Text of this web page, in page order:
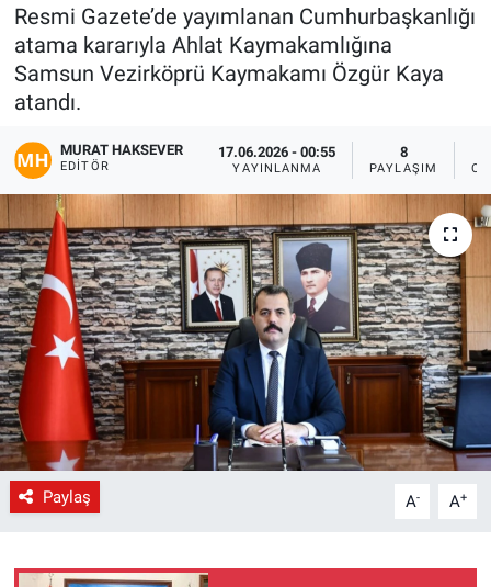
Resmi Gazete’de yayımlanan Cumhurbaşkanlığı
atama kararıyla Ahlat Kaymakamlığına
Samsun Vezirköprü Kaymakamı Özgür Kaya
atandı.
MURAT HAKSEVER
EDITÖR
17.06.2026 - 00:55
YAYINLANMA
8
PAYLAŞIM
Paylaş A- A+
Genel
Gündem
Kültür-Sanat
Magazin
Politika
Resmi İlanlar
Sağlık
Siyaset
Spor